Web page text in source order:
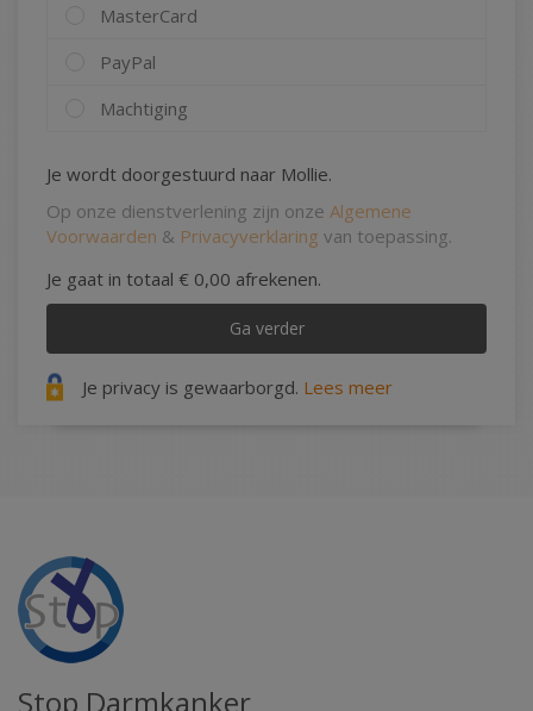
MasterCard
PayPal
Machtiging
Je wordt doorgestuurd naar Mollie.
Op onze dienstverlening zijn onze Algemene
Voorwaarden & Privacyverklaring van toepassing.
Je gaat in totaal € 0,00 afrekenen.
Ga verder
Je privacy is gewaarborgd. Lees meer
Stop Darmkanker